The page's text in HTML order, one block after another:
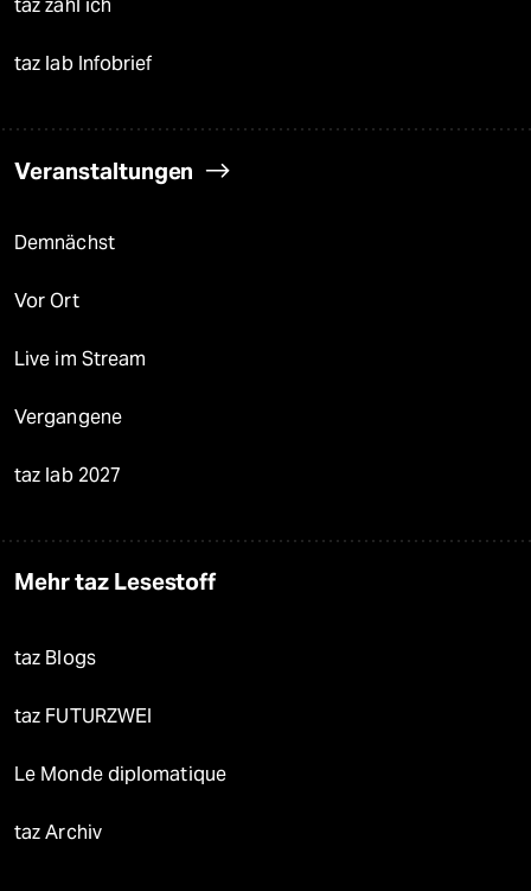
taz zahl ich
taz lab Infobrief
Veranstaltungen
Demnächst
Vor Ort
Live im Stream
Vergangene
taz lab 2027
Mehr taz Lesestoff
taz Blogs
taz FUTURZWEI
Le Monde diplomatique
taz Archiv